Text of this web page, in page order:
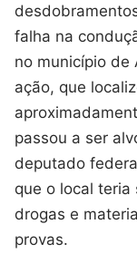
falha na
no município de
ação, que
passou a ser
deputado
que o local teria
drogas e
provas.